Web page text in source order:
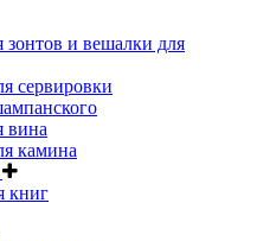
зонтов и вешалки для
сервировки
вина
камина
книг